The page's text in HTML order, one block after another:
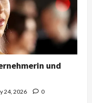
und
24, 2026 0